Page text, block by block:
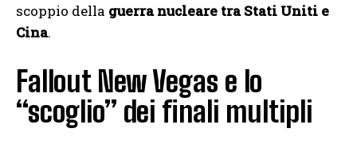
scoppio della guerra nucleare tra Stati Uniti e
Cina.
Fallout New Vegas e lo
“scoglio” dei finali multipli